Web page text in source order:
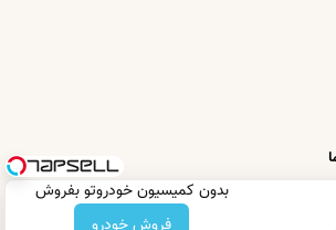
بدون کمیسیون خودروتو بفروش